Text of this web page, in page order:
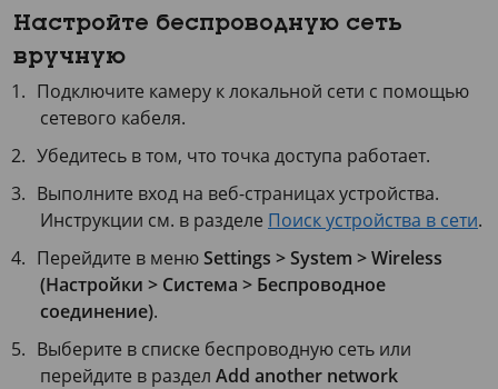
Настройте беспроводную сеть
вручную
Подключите камеру к локальной сети с помощью
сетевого кабеля.
Убедитесь в том, что точка доступа работает.
Выполните вход на веб-страницах устройства.
Инструкции см. в разделе Поиск устройства в сети.
Перейдите в менюSettings > System > Wireless
(Настройки > Система > Беспроводное
соединение).
Выберите в списке беспроводную сеть или
перейдите в раздел Add another network